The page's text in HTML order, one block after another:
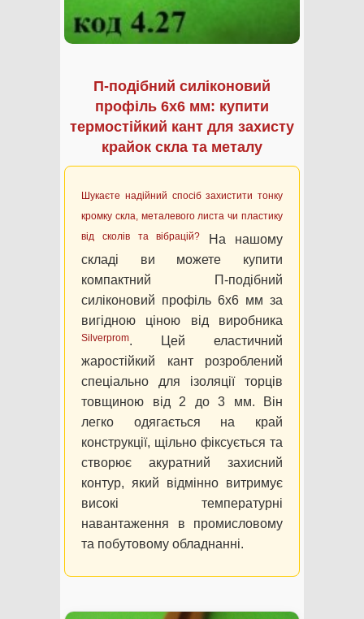
П-подібний силіконовий
профіль 6х6 мм: купити
термостійкий кант для захисту
крайок скла та металу
Шукаєте надійний спосіб захистити тонку
кромку скла, металевого листа чи пластику
від сколів та вібрацій?
На нашому
складі ви можете купити
компактний П-подібний
силіконовий профіль 6х6 мм за
вигідною ціною від виробника
Silverprom. Цей еластичний
жаростійкий кант розроблений
спеціально для ізоляції торців
товщиною від 2 до 3 мм. Він
легко одягається на край
конструкції, щільно фіксується та
створює акуратний захисний
контур, який відмінно витримує
високі температурні
навантаження в промисловому
та побутовому обладнанні.